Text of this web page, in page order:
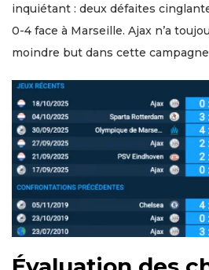
inquiétant : deux défaites
0-4 face à Marseille. Ajax n’a
moindre but dans cette